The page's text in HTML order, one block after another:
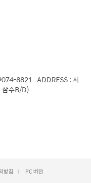
8821 ADDRESS : 서
삼주B/D)
방침 PC 버전